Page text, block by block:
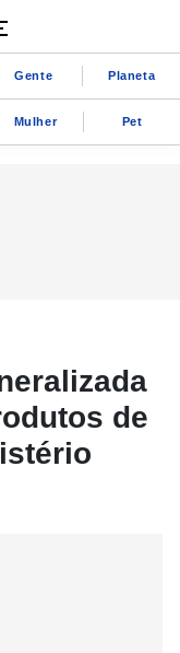
Gente Planeta
Mulher Pet
de